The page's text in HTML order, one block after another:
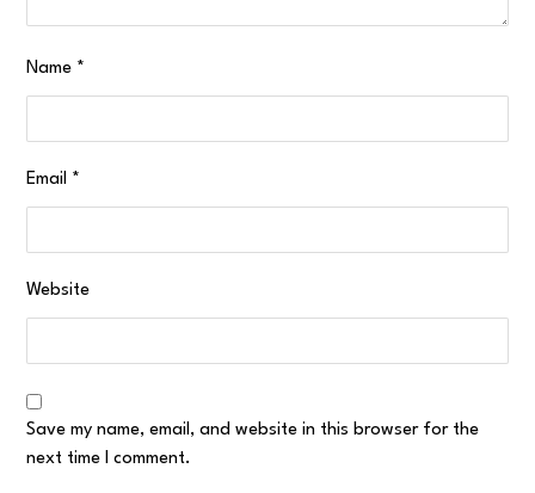
Name *
Email *
Website
Save my name, email, and website in this browser for the
next time I comment.